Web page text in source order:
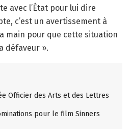
avec l’État pour lui dire
c’est un avertissement à
main pour que cette situation
défaveur ».
Officier des Arts et des Lettres
pour le film Sinners